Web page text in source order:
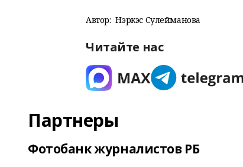
Автор: Нэркэс Сулейманова
Читайте нас
Партнеры
Фотобанк журналистов РБ